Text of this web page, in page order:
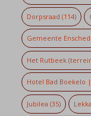
Dorpsraad (114)
Gemeente
Het Rutbeek
Hotel Bad Boekelo
Jubilea (35)